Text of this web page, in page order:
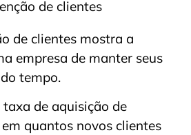
de clientes mostra a
empresa de manter seus
tempo.
de aquisição de
quantos novos clientes